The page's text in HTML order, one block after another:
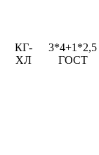
КГ-
ХЛ
3*4+1*2,5
ГОСТ